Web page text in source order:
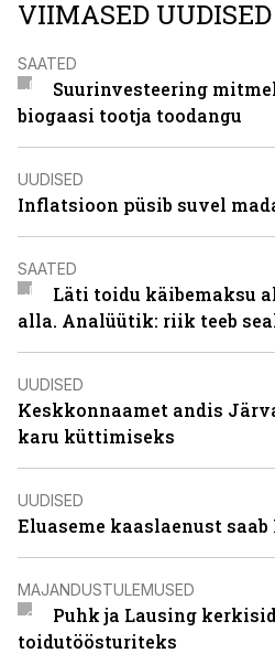
VIIMASED UUDISED
SAATED
Suurinvesteering
biogaasi tootja toodangu
UUDISED
Inflatsioon püsib suvel
SAATED
Läti toidu käibemaksu
alla. Analüütik: riik teeb
UUDISED
Keskkonnaamet andis
karu küttimiseks
UUDISED
Eluaseme kaaslaenust
MAJANDUSTULEMUSED
Puhk ja Lausing
toidutöösturiteks